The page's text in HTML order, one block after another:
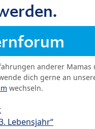
anderer Mamas
dich gerne an
wechseln.
Lebensjahr“